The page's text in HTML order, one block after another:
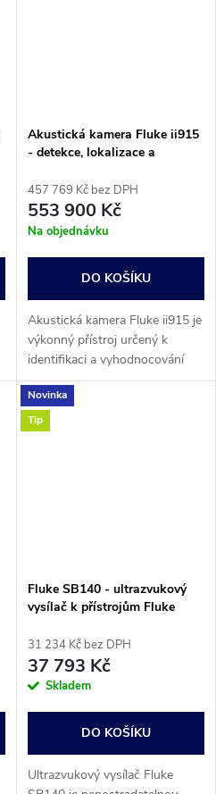
Akustická kamera Fluke ii915
- detekce, lokalizace a
457 769 Kč bez DPH
553 900 Kč
Na objednávku
DO KOŠÍKU
Akustická kamera Fluke ii915 je
výkonný přístroj určený k
identifikaci a vyhodnocování
problémů v různých systémech.
Díky třem různým režimům –
LeakQ™, PDQ™ a MecQ™ –
Novinka
Tip
Fluke SB140 - ultrazvukový
vysílač k přístrojům Fluke
31 234 Kč bez DPH
37 793 Kč
Skladem
DO KOŠÍKU
Ultrazvukový vysílač Fluke